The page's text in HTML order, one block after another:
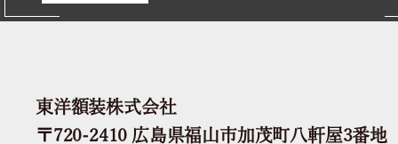
東洋額装株式会社
〒720-2410 広島県福山市加茂町八軒屋3番地